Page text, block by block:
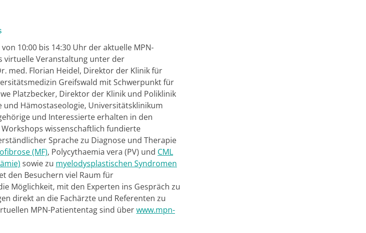
10:00 bis 14:30 Uhr der aktuelle MPN-
virtuelle Veranstaltung unter der
med. Florian Heidel, Direktor der Klinik für
Greifswald mit Schwerpunkt für
Platzbecker, Direktor der Klinik und Poliklinik
Hämostaseologie, Universitätsklinikum
und Interessierte erhalten in den
wissenschaftlich fundierte
Sprache zu Diagnose und Therapie
(MF), Polycythaemia vera (PV) und CML
sowie zu myelodysplastischen Syndromen
den Besuchern viel Raum für
Möglichkeit, mit den Experten ins Gespräch zu
direkt an die Fachärzte und Referenten zu
MPN-Patiententag sind überwww.mpn-